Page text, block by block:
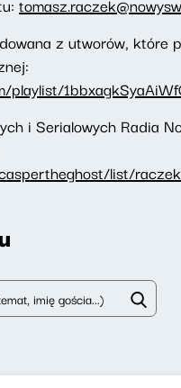
z utworów, które
i Serialowych Radia
list/